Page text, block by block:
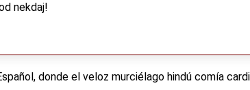
nekdaj!
donde el veloz murciélago hindú comía